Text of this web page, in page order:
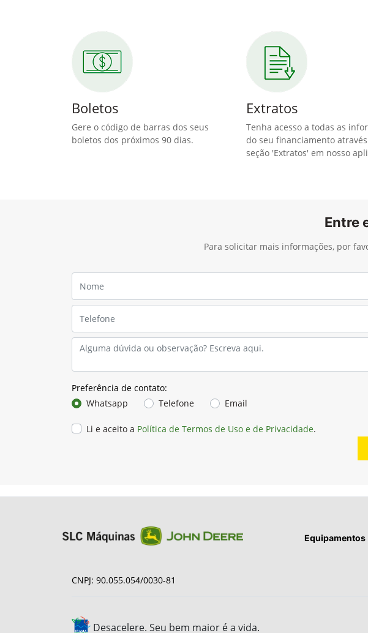
Boletos
Gere o código de barras dos seus
boletos dos próximos 90 dias.
Extratos
Tenha acesso a todas as
do seu financiamento
seção 'Extratos' em nosso
Entre
Para solicitar mais informações, por
Preferência de contato:
Whatsapp
Telefone Email
Li e aceito a Política de Termos de Uso e de Privacidade.
Equipamentos
CNPJ: 90.055.054/0030-81
Desacelere. Seu bem maior é a vida.